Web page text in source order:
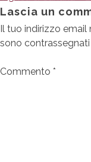
articoli
Lascia un
Il tuo indirizzo email
sono contrassegnati
Commento *